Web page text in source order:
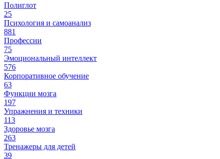
Полиглот
25
Психология и самоанализ
881
Профессии
75
Эмоциональный интеллект
576
Корпоративное обучение
63
Функции мозга
197
Упражнения и техники
113
Здоровье мозга
263
Тренажеры для детей
39